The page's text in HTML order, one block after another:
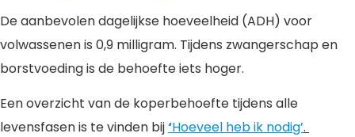
De aanbevolen dagelijkse hoeveelheid (ADH) voor
volwassenen is 0,9 milligram. Tijdens zwangerschap en
borstvoeding is de behoefte iets hoger.
Een overzicht van de koperbehoefte tijdens alle
levensfasen is te vinden bij‘Hoeveel heb ik nodig’.